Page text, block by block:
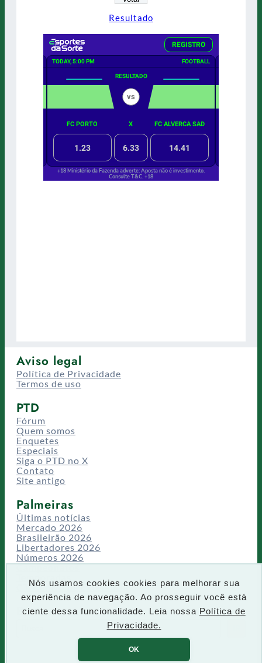
Nós usamos cookies cookies para melhorar sua
experiência de navegação. Ao prosseguir você está
ciente dessa funcionalidade. Leia nossa Política de
Privacidade.
OK
Resultado
Aviso legal
Política de Privacidade
Termos de uso
PTD
Fórum
Quem somos
Enquetes
Especiais
Siga o PTD no X
Contato
Site antigo
Palmeiras
Últimas notícias
Mercado 2026
Brasileirão 2026
Libertadores 2026
Números 2026
Campeonatos
CT/Centro de Excelência
Busca
P
e
q